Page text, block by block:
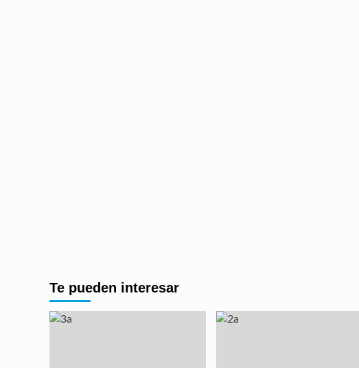
Te pueden interesar